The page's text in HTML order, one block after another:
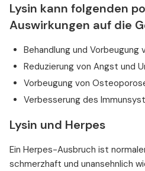
Lysin kann folgenden
Auswirkungen auf die
Behandlung und Vorbeugung
Reduzierung von Angst und
Vorbeugung von
Verbesserung des
Lysin und Herpes
Ein Herpes-Ausbruch ist
schmerzhaft und unansehnlich